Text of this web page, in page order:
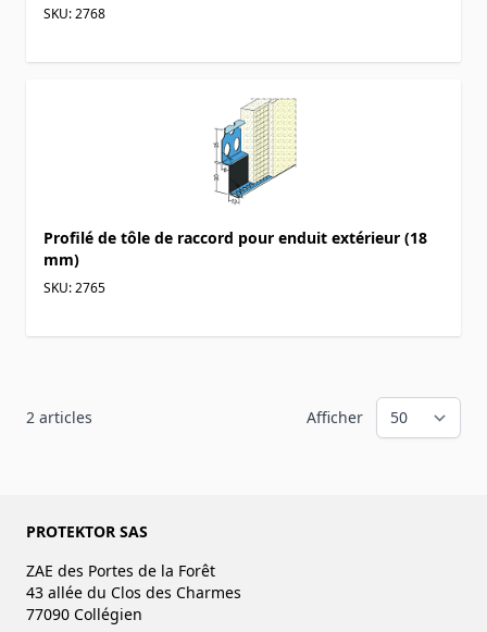
SKU: 2768
Profilé de tôle de raccord pour enduit extérieur (18
mm)
SKU: 2765
2 articles Afficher
PROTEKTOR SAS
ZAE des Portes de la Forêt
43 allée du Clos des Charmes
77090 Collégien